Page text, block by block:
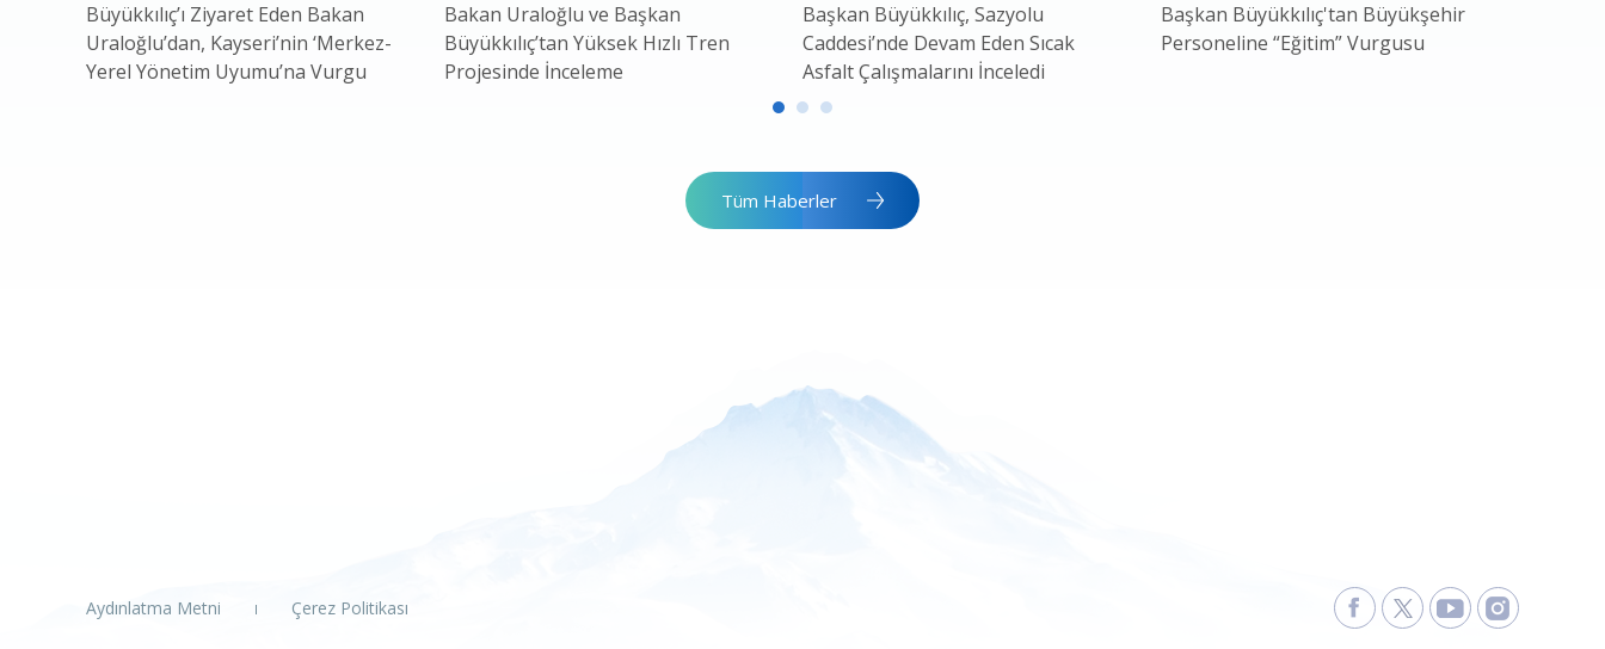
Büyükkılıç’ı Ziyaret Eden Bakan
Uraloğlu’dan, Kayseri’nin ‘Merkez-
Yerel Yönetim Uyumu’na Vurgu
Bakan Uraloğlu ve Başkan
Büyükkılıç’tan Yüksek Hızlı Tren
Projesinde İnceleme
Başkan Büyükkılıç, Sazyolu
Caddesi’nde Devam Eden Sıcak
Asfalt Çalışmalarını İnceledi
Başkan Büyükkılıç'tan Büyükşehir
Personeline “Eğitim” Vurgusu
Tüm Haberler
Aydınlatma Metni Çerez Politikası